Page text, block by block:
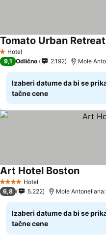
1 Zvezdice
Hotel
Tomato Urban Retreat
9,1 Odlično 2.192 Mole
Izaberi datume da bi se
tačne cene
4 ZvezdiceHotel
Art Hotel Boston
6,8 5.222 Mole
Izaberi datume da bi se
tačne cene